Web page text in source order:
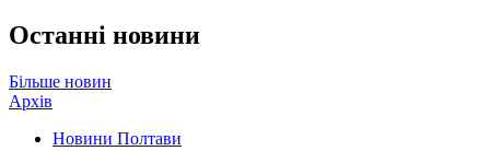
Останні новини
Більше новин
Архів
Новини Полтави